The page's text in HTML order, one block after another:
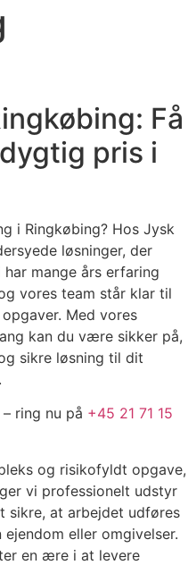
Få
pris i
i Ringkøbing? Hos Jysk
løsninger, der
mange års erfaring
vores team står klar til
Med vores
kan du være sikker på,
sikre løsning til dit
ring nu på +45 21 71 15
og risikofyldt opgave,
vi professionelt udstyr
sikre, at arbejdet udføres
eller omgivelser.
en ære i at levere